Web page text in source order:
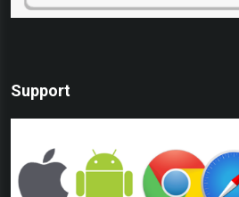
Support